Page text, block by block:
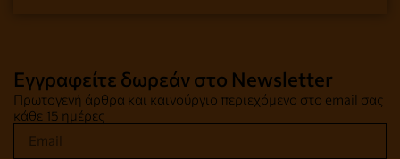
Εγγραφείτε δωρεάν στο Newsletter
Πρωτογενή άρθρα και καινούργιο περιεχόμενο στο email σας
κάθε 15 ημέρες